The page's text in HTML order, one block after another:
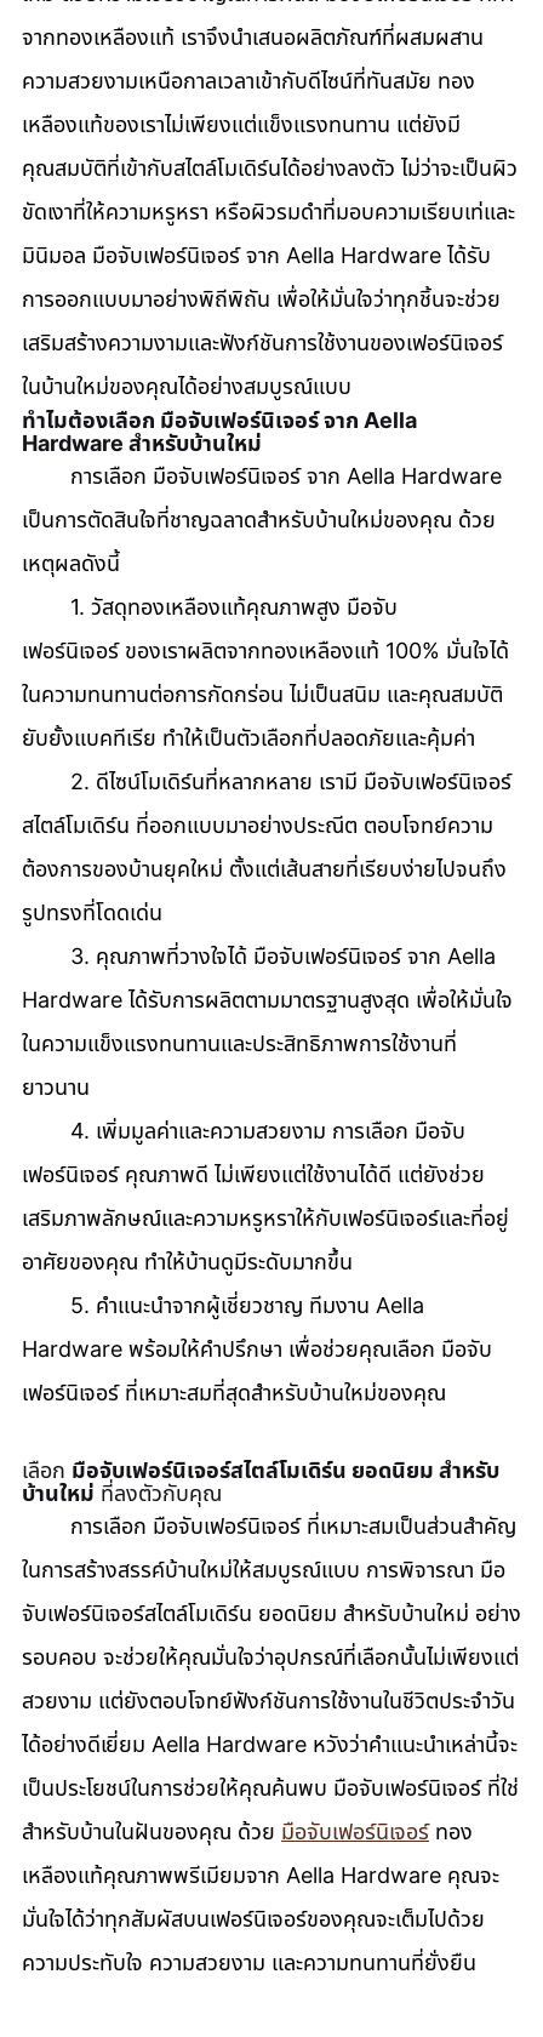
จากทองเหลืองแท้ เราจึงนำเสนอผลิตภัณฑ์ที่ผสมผสาน
ความสวยงามเหนือกาลเวลาเข้ากับดีไซน์ที่ทันสมัย ทอง
เหลืองแท้ของเราไม่เพียงแต่แข็งแรงทนทาน แต่ยังมี
คุณสมบัติที่เข้ากับสไตล์โมเดิร์นได้อย่างลงตัว ไม่ว่าจะเป็นผิว
ขัดเงาที่ให้ความหรูหรา หรือผิวรมดำที่มอบความเรียบเท่และ
มินิมอล มือจับเฟอร์นิเจอร์ จาก Aella Hardware ได้รับ
การออกแบบมาอย่างพิถีพิถัน เพื่อให้มั่นใจว่าทุกชิ้นจะช่วย
เสริมสร้างความงามและฟังก์ชันการใช้งานของเฟอร์นิเจอร์
ในบ้านใหม่ของคุณได้อย่างสมบูรณ์แบบ
ทำไมต้องเลือก มือจับเฟอร์นิเจอร์ จาก Aella
Hardware สำหรับบ้านใหม่
เป็นการตัดสินใจที่ชาญฉลาดสำหรับบ้านใหม่ของคุณ ด้วย
เหตุผลดังนี้
เฟอร์นิเจอร์ ของเราผลิตจากทองเหลืองแท้ 100% มั่นใจได้
ในความทนทานต่อการกัดกร่อน ไม่เป็นสนิม และคุณสมบัติ
ยับยั้งแบคทีเรีย ทำให้เป็นตัวเลือกที่ปลอดภัยและคุ้มค่า
สไตล์โมเดิร์น ที่ออกแบบมาอย่างประณีต ตอบโจทย์ความ
ต้องการของบ้านยุคใหม่ ตั้งแต่เส้นสายที่เรียบง่ายไปจนถึง
รูปทรงที่โดดเด่น
Hardware ได้รับการผลิตตามมาตรฐานสูงสุด เพื่อให้มั่นใจ
ในความแข็งแรงทนทานและประสิทธิภาพการใช้งานที่
ยาวนาน
เฟอร์นิเจอร์ คุณภาพดี ไม่เพียงแต่ใช้งานได้ดี แต่ยังช่วย
เสริมภาพลักษณ์และความหรูหราให้กับเฟอร์นิเจอร์และที่อยู่
อาศัยของคุณ ทำให้บ้านดูมีระดับมากขึ้น
Hardware พร้อมให้คำปรึกษา เพื่อช่วยคุณเลือก มือจับ
เฟอร์นิเจอร์ ที่เหมาะสมที่สุดสำหรับบ้านใหม่ของคุณ
เลือก มือจับเฟอร์นิเจอร์สไตล์โมเดิร์น ยอดนิยม สำหรับ
บ้านใหม่ ที่ลงตัวกับคุณ
ในการสร้างสรรค์บ้านใหม่ให้สมบูรณ์แบบ การพิจารณา มือ
จับเฟอร์นิเจอร์สไตล์โมเดิร์น ยอดนิยม สำหรับบ้านใหม่ อย่าง
รอบคอบ จะช่วยให้คุณมั่นใจว่าอุปกรณ์ที่เลือกนั้นไม่เพียงแต่
สวยงาม แต่ยังตอบโจทย์ฟังก์ชันการใช้งานในชีวิตประจำวัน
ได้อย่างดีเยี่ยม Aella Hardware หวังว่าคำแนะนำเหล่านี้จะ
เป็นประโยชน์ในการช่วยให้คุณค้นพบ มือจับเฟอร์นิเจอร์ ที่ใช่
สำหรับบ้านในฝันของคุณ ด้วย มือจับเฟอร์นิเจอร์ ทอง
เหลืองแท้คุณภาพพรีเมียมจาก Aella Hardware คุณจะ
มั่นใจได้ว่าทุกสัมผัสบนเฟอร์นิเจอร์ของคุณจะเต็มไปด้วย
ความประทับใจ ความสวยงาม และความทนทานที่ยั่งยืน